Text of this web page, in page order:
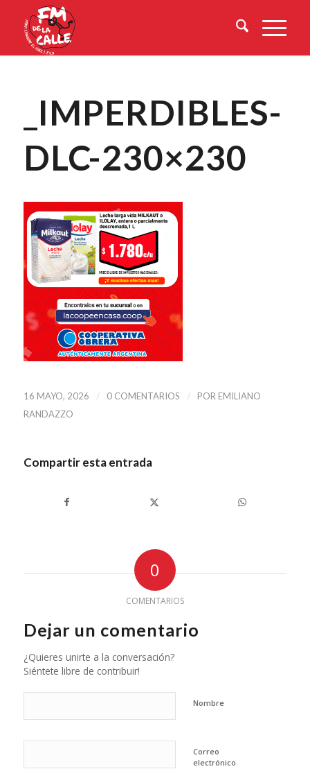
_IMPERDIBLES-
DLC-230×230
16 MAYO, 2026 / 0 COMENTARIOS / POR EMILIANO
RANDAZZO
Compartir esta entrada
0
COMENTARIOS
Dejar un comentario
¿Quieres unirte a la conversación?
Siéntete libre de contribuir!
Nombre
Correo
electrónico